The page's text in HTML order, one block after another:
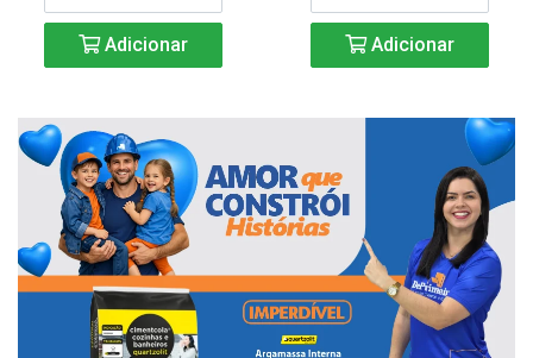
Adicionar Adicionar